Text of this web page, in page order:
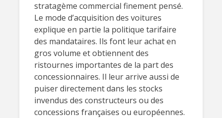
stratagème commercial finement pensé.
Le mode d’acquisition des voitures
explique en partie la politique tarifaire
des mandataires. Ils font leur achat en
gros volume et obtiennent des
ristournes importantes de la part des
concessionnaires. Il leur arrive aussi de
puiser directement dans les stocks
invendus des constructeurs ou des
concessions françaises ou européennes.